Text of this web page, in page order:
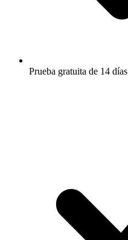
Prueba gratuita de 14 días